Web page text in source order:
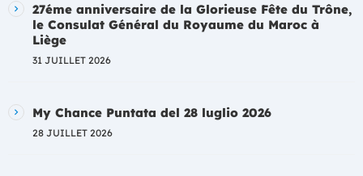
27éme anniversaire de la Glorieuse Fête du Trône,
le Consulat Général du Royaume du Maroc à
Liège
31 JUILLET 2026
My Chance Puntata del 28 luglio 2026
28 JUILLET 2026